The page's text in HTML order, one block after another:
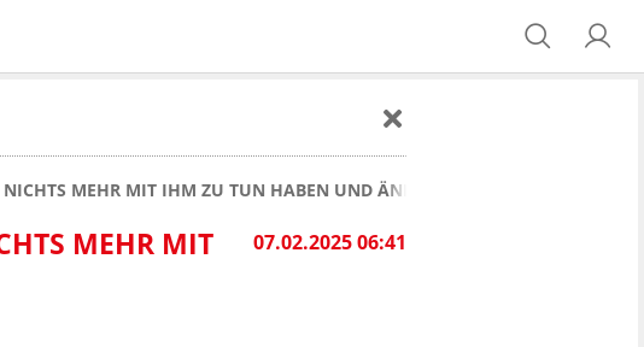
MEHR MIT IHM ZU TUN HABEN UND ÄNDERT NAMEN!
07.02.2025 06:41
MEHR MIT